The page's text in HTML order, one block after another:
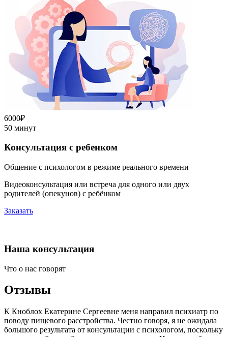
6000₽
50 минут
Консультация с ребенком
Общение с психологом в режиме реального времени
Видеоконсультация или встреча для одного или двух
родителей (опекунов) с ребёнком
Заказать
Наша консультация
Что о нас говорят
Отзывы
К Кноблох Екатерине Сергеевне меня направил психиатр по
поводу пищевого расстройства. Честно говоря, я не ожидала
большого результата от консультации с психологом, поскольку